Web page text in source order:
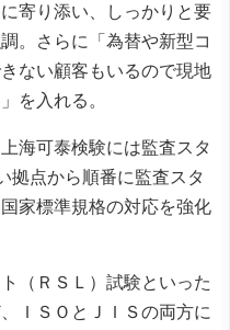
寄り添い、しっかりと要
。さらに「為替や新型コ
ない顧客もいるので現地
を入れる。
海可泰検験には監査スタ
拠点から順番に監査スタ
家標準規格の対応を強化
（ＲＳＬ）試験といった
ＩＳＯとＪＩＳの両方に